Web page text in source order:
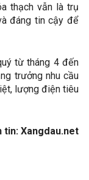
thạch vẫn là trụ
đáng tin cậy để
từ tháng 4 đến
trưởng nhu cầu
lượng điện tiêu
tin: Xangdau.net